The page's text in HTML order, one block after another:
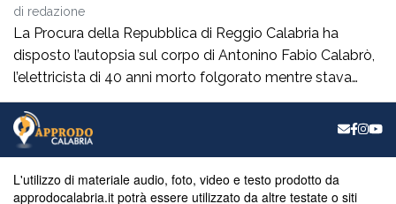
di redazione
La Procura della Repubblica di Reggio Calabria ha
disposto l’autopsia sul corpo di Antonino Fabio Calabrò,
l’elettricista di 40 anni morto folgorato mentre stava
lavorando al montaggio delle luminarie nel comune
di Calanna. Le indagini, coordinate dalla Procura guidata
da Giuseppe Borrelli, sono affidate ai carabinieri, che
ditta privata per la quale lavorava […]
L'utilizzo di materiale audio, foto, video e testo prodotto da
approdocalabria.it potrà essere utilizzato da altre testate o siti